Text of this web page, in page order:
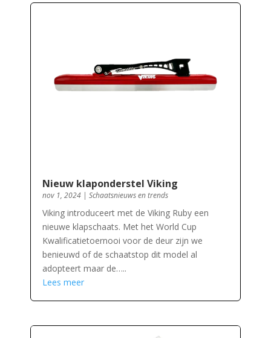
Nieuw klaponderstel Viking
nov 1, 2024| Schaatsnieuws en trends
Viking introduceert met de Viking Ruby een
nieuwe klapschaats. Met het World Cup
Kwalificatietoernooi voor de deur zijn we
benieuwd of de schaatstop dit model al
adopteert maar de…..
Lees meer